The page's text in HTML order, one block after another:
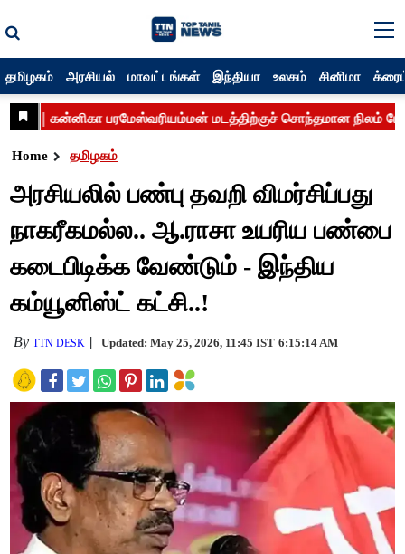
தமிழகம் அரசியல் மாவட்டங்கள் இந்தியா உலகம் சினிமா
Home தமிழகம்
அரசியலில் பண்பு தவறி விமர்சிப்பது
நாகரீகமல்ல.. ஆ.ராசா உயரிய பண்பை
கடைபிடிக்க வேண்டும் - இந்திய
கம்யூனிஸ்ட் கட்சி..!
ByTTN DESK Updated: May 25, 2026, 11:45 IST 6:15:14 AM